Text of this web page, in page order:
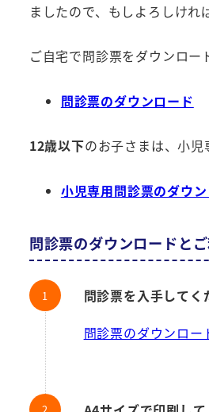
ましたので、もしよろしけれ
ご自宅で問診票をダウンロー
問診票のダウンロード
12歳以下のお子さまは、小児
小児専用問診票のダウ
問診票のダウンロードと
問診票を入手してく
問診票のダウンロー